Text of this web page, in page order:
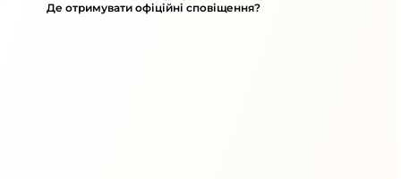
Де отримувати офіційні сповіщення?